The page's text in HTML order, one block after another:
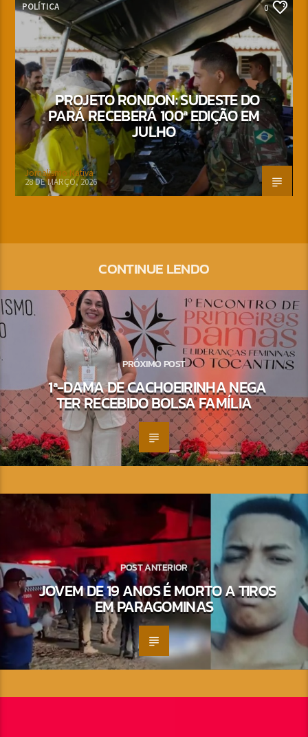
POLÍTICA 0
PROJETO RONDON: SUDESTE DO
PARÁ RECEBERÁ 100ª EDIÇÃO EM
JULHO
Jornalismo Nativa
28 DE MARÇO, 2026
CONTINUE LENDO
PRÓXIMO POST
1ª-DAMA DE CACHOEIRINHA NEGA
TER RECEBIDO BOLSA FAMÍLIA
POST ANTERIOR
JOVEM DE 19 ANOS É MORTO A TIROS
EM PARAGOMINAS